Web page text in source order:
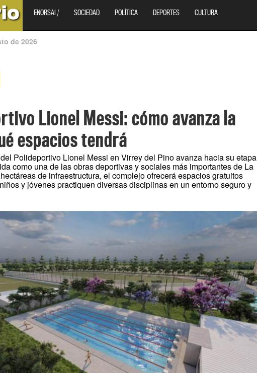
ENORSAI / SOCIEDAD POLÍTICA DEPORTES CULTURA
de 2026
Lionel Messi: cómo avanza la
espacios tendrá
Polideportivo Lionel Messi en Virrey del Pino avanza hacia su etapa
como una de las obras deportivas y sociales más importantes de La
de infraestructura, el complejo ofrecerá espacios gratuitos
y jóvenes practiquen diversas disciplinas en un entorno seguro y